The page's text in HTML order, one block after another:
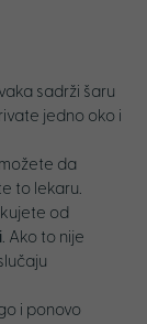
sadrži šaru
jedno oko i
da
to lekaru.
od
. Ako to nije
i ponovo